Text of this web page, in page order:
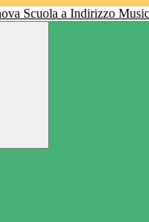
Scuola a Indirizzo